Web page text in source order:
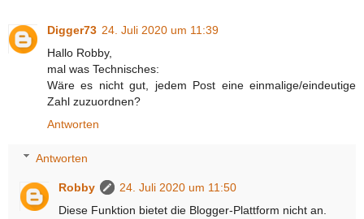
Digger73 24. Juli 2020 um 11:39
Hallo Robby,
mal was Technisches:
Wäre es nicht gut, jedem Post eine einmalige/eindeutige
Zahl zuzuordnen?
Antworten
Antworten
Robby
24. Juli 2020 um 11:50
Diese Funktion bietet die Blogger-Plattform nicht an.